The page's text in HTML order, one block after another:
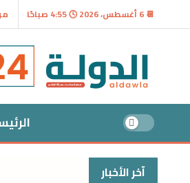
📆 6 أغسطس، 2026 🕓 4:55 صباحًا
آخر الأخبار